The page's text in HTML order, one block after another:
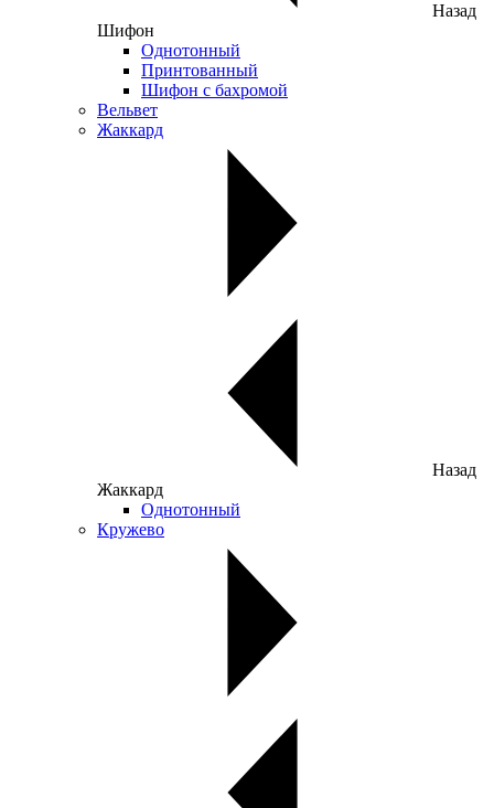
Назад
Шифон
Однотонный
Принтованный
Шифон с бахромой
Вельвет
Жаккард
Назад
Жаккард
Однотонный
Кружево